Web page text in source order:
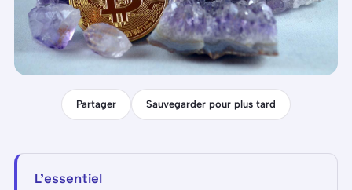
Partager Sauvegarder pour plus tard
L'essentiel